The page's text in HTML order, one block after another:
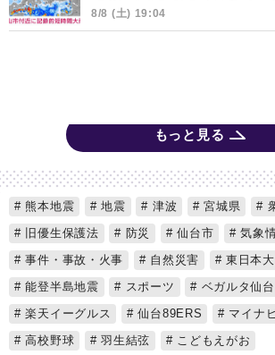
8/8 (土) 19:04
もっと見る
熊本地震 地震 津波 宮城県
旧優生保護法
防災 仙台市 気象
事件・事故・火事
自然災害 東日本大
能登半島地震
スポーツ
ベガルタ仙台
楽天イーグルス
仙台89ERS
マイナ
高校野球
羽生結弦
こどもえがお